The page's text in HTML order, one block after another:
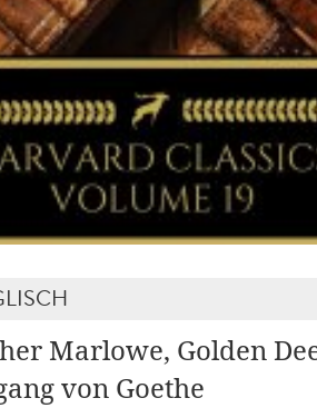
Marlowe, Golden
von Goethe